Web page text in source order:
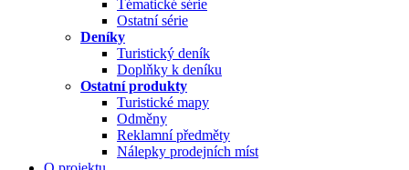
Tématické série
Ostatní série
Deníky
Turistický deník
Doplňky k deníku
Ostatní produkty
Turistické mapy
Odměny
Reklamní předměty
Nálepky prodejních míst